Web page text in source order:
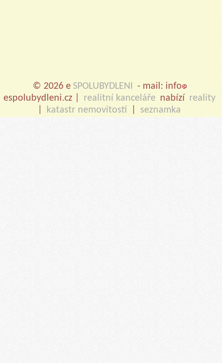
© 2026 e SPOLUBYDLENI - mail: info
espolubydleni.cz |
realitní kanceláře nabízí reality
katastr nemovitostí seznamka